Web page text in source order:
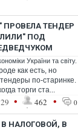
ПРОВЕЛА ТЕНДЕР
ПОД
України та світу.
как есть, но
по-старинке.
торги ста...
• 462 • 0
НАЛОГОВОЙ, В